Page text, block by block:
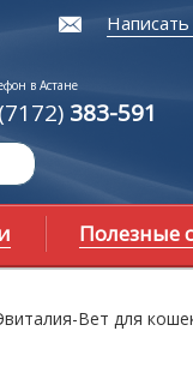
в Астане
383-591
Полезные
Вет для